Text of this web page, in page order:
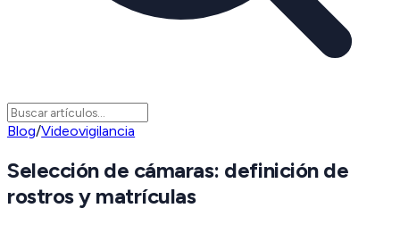
Blog/Videovigilancia
Selección de cámaras: definición de
rostros y matrículas